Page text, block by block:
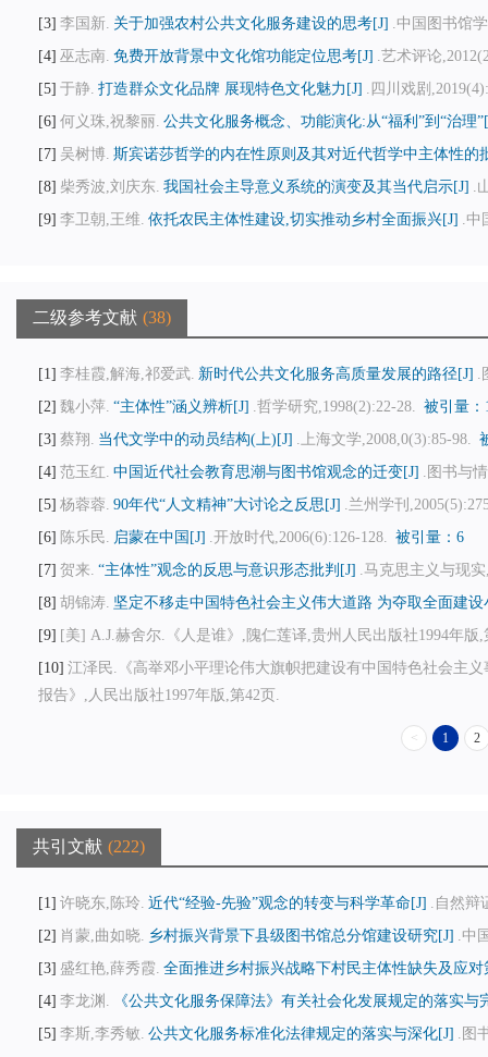
3 李国新. 关于加强农村公共文化服务建设的思考[J] .中国图书馆
4 巫志南. 免费开放背景中文化馆功能定位思考[J] .艺术评论
5 于静. 打造群众文化品牌 展现特色文化魅力[J] .四川戏剧
6 何义珠,祝黎丽. 公共文化服务概念、功能演化:从“福利”到“治理
7 吴树博. 斯宾诺莎哲学的内在性原则及其对近代哲学中主体性的
8 柴秀波,刘庆东. 我国社会主导意义系统的演变及其当代启示[J] .
9 李卫朝,王维. 依托农民主体性建设,切实推动乡村全面振兴[J] .中
二级参考文献 38
1 李桂霞,解海,祁爱武. 新时代公共文化服务高质量发展的路径[J] .
2 魏小萍. “主体性”涵义辨析[J] .哲学研究,1998(2):22-28. 被引量：
3 蔡翔. 当代文学中的动员结构(上)[J] .上海文学,2008,0(3):85-98.
4 范玉红. 中国近代社会教育思潮与图书馆观念的迁变[J] .图书与
5 杨蓉蓉. 90年代“人文精神”大讨论之反思[J] .兰州学刊
6
陈乐民. 启蒙在中国[J] .开放时代,2006(6):126-128. 被引量：6
7 贺来. “主体性”观念的反思与意识形态批判[J] .马克思主义与现
8 胡锦涛. 坚定不移走中国特色社会主义伟大道路 为夺取全面建
9
[美] A.J.赫舍尔.《人是谁》,隗仁莲译,贵州人民出版社1994年版,
10 江泽民.《高举邓小平理论伟大旗帜把建设有中国特色社会主
报告》,人民出版社1997年版,第42页.
< 1 2
共引文献 222
1 许晓东,陈玲. 近代“经验-先验”观念的转变与科学革命[J] .自然辩
2
肖蒙,曲如晓. 乡村振兴背景下县级图书馆总分馆建设研究[J] .中
3 盛红艳,薛秀霞. 全面推进乡村振兴战略下村民主体性缺失及应对
4 李龙渊.
《公共文化服务保障法》有关社会化发展规定的落实与
5 李斯,李秀敏. 公共文化服务标准化法律规定的落实与深化[J] .图